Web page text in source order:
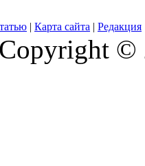
| Карта сайта | Редакция
Copyright ©